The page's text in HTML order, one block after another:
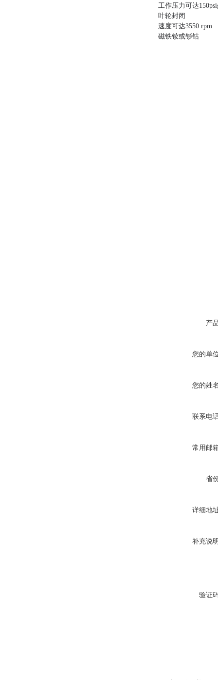
工作压力可达
叶轮封闭
速度可达3550 rpm
磁铁钕或钐钴
产
您的单
您的姓
联系电
常用邮
省
详细地
补充说
验证